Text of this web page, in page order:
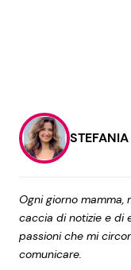
Ogni giorno mamma,
caccia di notizie e di
passioni che mi
comunicare.